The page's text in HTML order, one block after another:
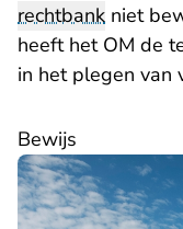
rechtbank niet
heeft het OM de
in het plegen van
Bewijs